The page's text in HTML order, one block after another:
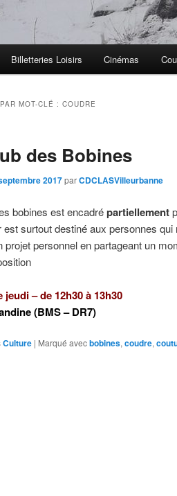
Billetteries Loisirs Cinémas
MOT-CLÉ : COUDRE
des Bobines
2017parCDCLASVilleurbanne
bobines est encadrépartiellement
est surtout destiné aux personnes
projet personnel en partageant un
jeudi– de 12h30 à 13h30
(BMS – DR7)
Culture | Marqué avecbobines, coudre,